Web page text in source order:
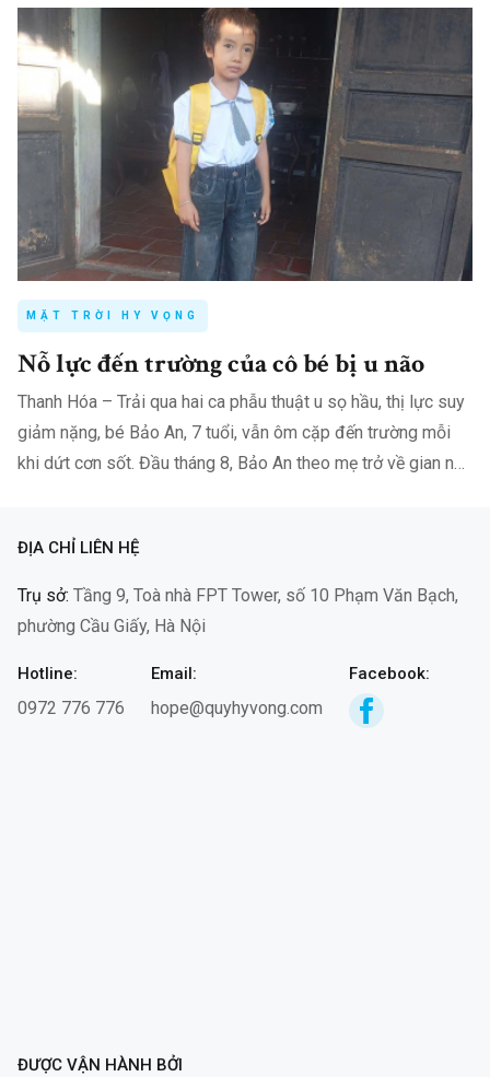
MẶT TRỜI HY VỌNG
Nỗ lực đến trường của cô bé bị u não
Thanh Hóa – Trải qua hai ca phẫu thuật u sọ hầu, thị lực suy
giảm nặng, bé Bảo An, 7 tuổi, vẫn ôm cặp đến trường mỗi
khi dứt cơn sốt. Đầu tháng 8, Bảo An theo mẹ trở về gian nhà
ĐỊA CHỈ LIÊN HỆ
Trụ sở: Tầng 9, Toà nhà FPT Tower, số 10 Phạm Văn Bạch,
phường Cầu Giấy, Hà Nội
Hotline:
0972 776 776
Email:
hope@quyhyvong.com
Facebook:
ĐƯỢC VẬN HÀNH BỞI